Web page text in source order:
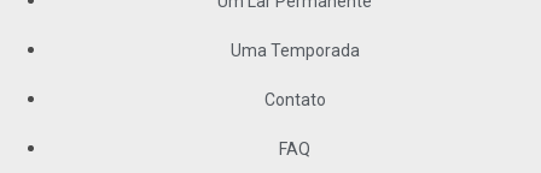
Uma Temporada
Contato
FAQ